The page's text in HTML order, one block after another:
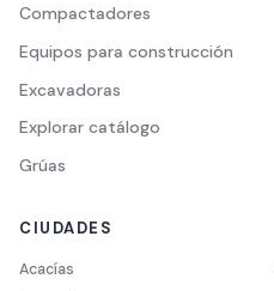
Compactadores
Equipos para construcción
Excavadoras
Explorar catálogo
Grúas
CIUDADES
Acacías